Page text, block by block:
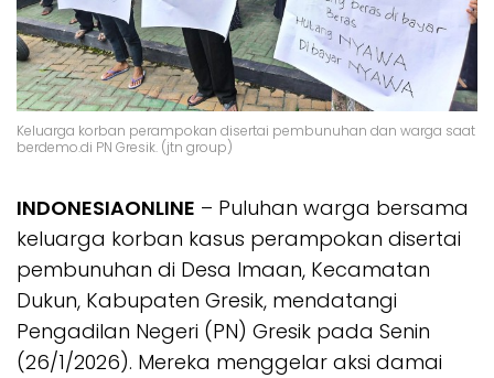
Keluarga korban perampokan disertai pembunuhan dan warga saat
berdemo.di PN Gresik. (jtn group)
INDONESIAONLINE – Puluhan warga bersama
keluarga korban kasus perampokan disertai
pembunuhan di Desa Imaan, Kecamatan
Dukun, Kabupaten Gresik, mendatangi
Pengadilan Negeri (PN) Gresik pada Senin
(26/1/2026). Mereka menggelar aksi damai